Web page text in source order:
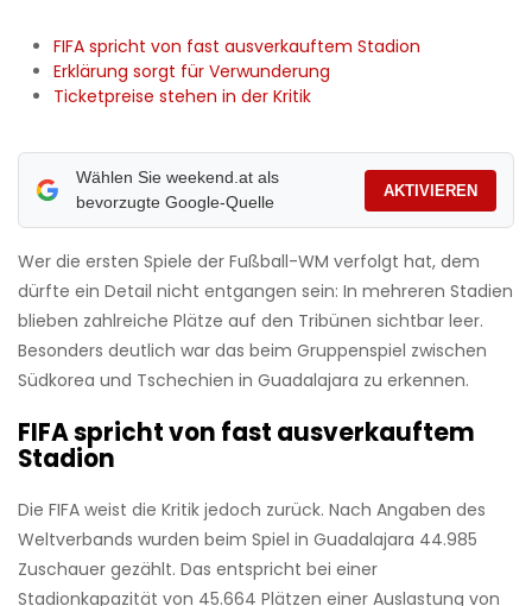
FIFA spricht von fast ausverkauftem Stadion
Erklärung sorgt für Verwunderung
Ticketpreise stehen in der Kritik
Wählen Sie weekend.at als
bevorzugte Google-Quelle
AKTIVIEREN
Wer die ersten Spiele der Fußball-WM verfolgt hat, dem
dürfte ein Detail nicht entgangen sein: In mehreren Stadien
blieben zahlreiche Plätze auf den Tribünen sichtbar leer.
Besonders deutlich war das beim Gruppenspiel zwischen
Südkorea und Tschechien in Guadalajara zu erkennen.
FIFA spricht von fast ausverkauftem
Stadion
Die FIFA weist die Kritik jedoch zurück. Nach Angaben des
Weltverbands wurden beim Spiel in Guadalajara 44.985
Zuschauer gezählt. Das entspricht bei einer
Stadionkapazität von 45.664 Plätzen einer Auslastung von